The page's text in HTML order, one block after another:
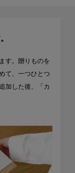
す。贈りものを
て、一つひとつ
加した後、「カ